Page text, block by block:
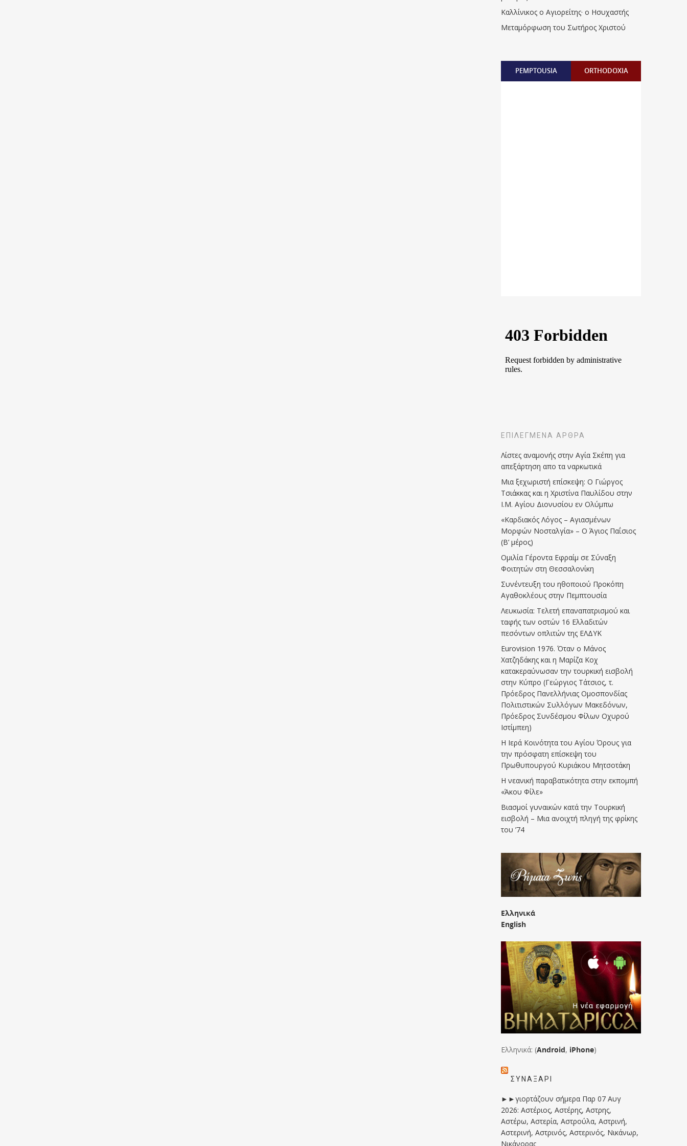
Καλλίνικος ο Αγιορείτης · ο Ησυχαστής
Μεταμόρφωση του Σωτήρος Χριστού
PEMPTOUSIA ORTHODOXIA
ΕΠΙΛΕΓΜΈΝΑ ΆΡΘΡΑ
Λίστες αναμονής στην Αγία Σκέπη για
απεξάρτηση απο τα ναρκωτικά
Μια ξεχωριστή επίσκεψη: Ο Γιώργος
Τσιάκκας και η Χριστίνα Παυλίδου στην
Ι.Μ. Αγίου Διονυσίου εν Ολύμπω
«Καρδιακός Λόγος – Αγιασμένων
Μορφών Νοσταλγία» – Ο Άγιος Παΐσιος
(Β’ μέρος)
Ομιλία Γέροντα Εφραίμ σε Σύναξη
Φοιτητών στη Θεσσαλονίκη
Συνέντευξη του ηθοποιού Προκόπη
Αγαθοκλέους στην Πεμπτουσία
Λευκωσία: Τελετή επαναπατρισμού και
ταφής των οστών 16 Ελλαδιτών
πεσόντων οπλιτών της ΕΛΔΥΚ
Eurovision 1976. Όταν ο Μάνος
Χατζηδάκης και η Μαρίζα Κοχ
κατακεραύνωσαν την τουρκική εισβολή
στην Κύπρο (Γεώργιος Τάτσιος, τ.
Πρόεδρος Πανελλήνιας Ομοσπονδίας
Πολιτιστικών Συλλόγων Μακεδόνων,
Πρόεδρος Συνδέσμου Φίλων Οχυρού
Ιστίμπεη)
Η Ιερά Κοινότητα του Αγίου Όρους για
την πρόσφατη επίσκεψη του
Πρωθυπουργού Κυριάκου Μητσοτάκη
Η νεανική παραβατικότητα στην εκπομπή
«Άκου Φίλε»
Βιασμοί γυναικών κατά την Τουρκική
εισβολή – Μια ανοιχτή πληγή της φρίκης
του ’74
Ελληνικά
English
Ελληνικά: (Android, iPhone)
ΣΥΝΑΞΆΡΙ
►►γιορτάζουν σήμερα Παρ 07 Αυγ
2026: Αστέριος, Αστέρης, Αστρης,
Αστέρω, Αστερία, Αστρούλα, Αστρινή,
Αστερινή, Αστρινός, Αστερινός, Νικάνωρ,
Νικάνορας